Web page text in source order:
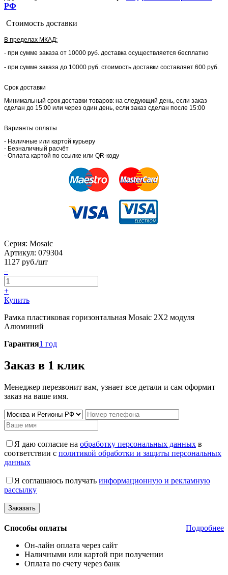
РФ
Стоимость доставки
В пределах МКАД:
- при сумме заказа от 10000 руб. доставка осуществляется бесплатно
- при сумме заказа до 10000 руб. стоимость доставки составляет 600 руб.
Срок доставки
Минимальный срок доставки товаров: на следующий день, если заказ
сделан до 15:00 или через один день, если заказ сделан после 15:00
Варианты оплаты
- Наличные или картой курьеру
- Безналичный расчёт
- Оплата картой по ссылке или QR-коду
Серия: Mosaic
Артикул: 079304
1127 руб./шт
–
+
Купить
Рамка пластиковая горизонтальная Mosaic 2Х2 модуля
Алюминий
Гарантия1 год
Заказ в 1 клик
Менеджер перезвонит вам, узнает все детали и сам оформит
заказ на ваше имя.
Я даю согласие на обработку персональных данных в
соответствии с политикой обработки и защиты персональных
данных
Я соглашаюсь получать информационную и рекламную
рассылку
Способы оплаты
Подробнее
Он-лайн оплата через сайт
Наличными или картой при получении
Оплата по счету через банк